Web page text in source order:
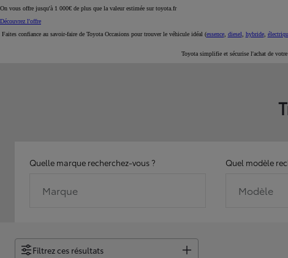
On vous offre jusqu'à 1 000€ de plus que la valeur estimée sur toyota.fr
Découvrez l'offre
Faites confiance au savoir-faire de Toyota Occasions pour trouver le véhicule idéal (essence, diesel hybride,
Toyota simplifie et sécurise l'achat de
Quelle marque recherchez-vous ?
Marque
Quel modèle
Modèle
Filtrez ces résultats